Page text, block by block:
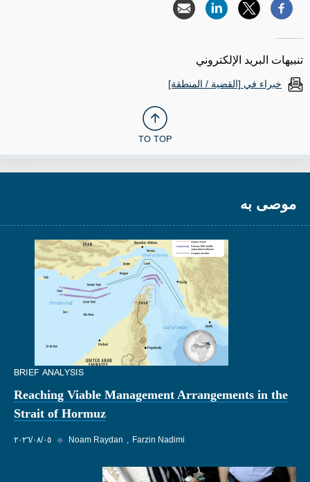
تنبيهات البريد الإلكتروني
خبراء في [القضية / المنطقة]
TO TOP
موصى به
BRIEF ANALYSIS
Reaching Viable Management Arrangements in the
Strait of Hormuz
٠٥‏/٠٨‏/٢٠٢٦ ◆ Noam Raydan Farzin Nadimi